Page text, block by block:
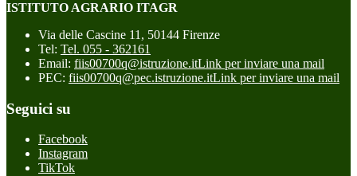
ISTITUTO AGRARIO ITAGR
Via delle Cascine 11, 50144 Firenze
Tel: Tel. 055 - 362161
Email: fiis00700q@istruzione.itLink per inviare una mail
PEC: fiis00700q@pec.istruzione.itLink per inviare una mail
Seguici su
Facebook
Instagram
TikTok